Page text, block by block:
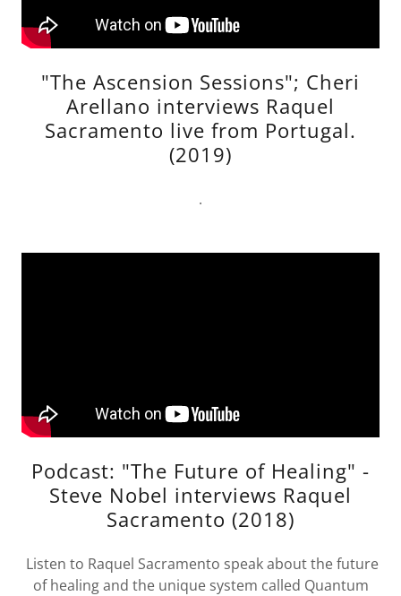
"The Ascension Sessions"; Cheri
Arellano interviews Raquel
Sacramento live from Portugal.
(2019)
.
Podcast: "The Future of Healing" -
Steve Nobel interviews Raquel
Sacramento (2018)
Listen to Raquel Sacramento speak about the future
of healing and the unique system called Quantum